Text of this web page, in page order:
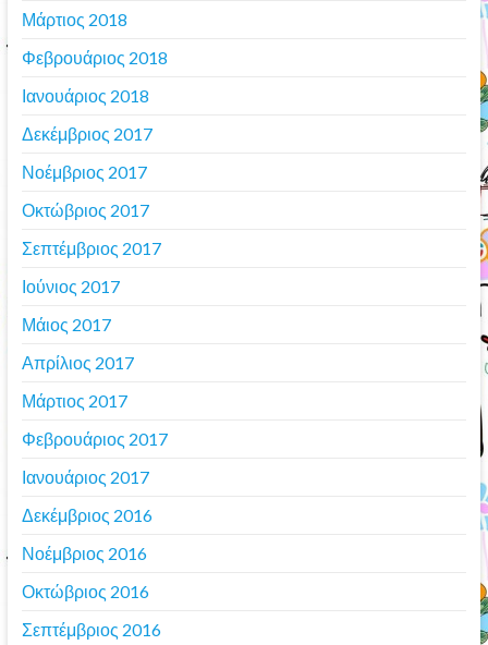
Μάρτιος 2018
Φεβρουάριος 2018
Ιανουάριος 2018
Δεκέμβριος 2017
Νοέμβριος 2017
Οκτώβριος 2017
Σεπτέμβριος 2017
Ιούνιος 2017
Μάιος 2017
Απρίλιος 2017
Μάρτιος 2017
Φεβρουάριος 2017
Ιανουάριος 2017
Δεκέμβριος 2016
Νοέμβριος 2016
Οκτώβριος 2016
Σεπτέμβριος 2016